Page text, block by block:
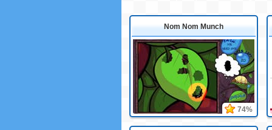
Nom Nom Munch
74%